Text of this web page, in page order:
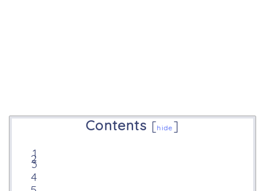
Contents [hide ]